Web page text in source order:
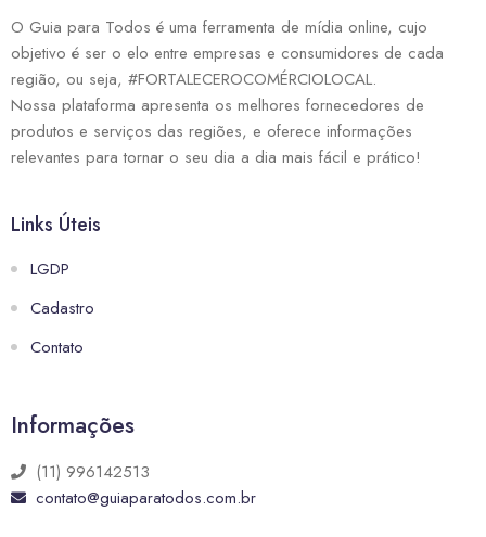
O Guia para Todos é uma ferramenta de mídia online, cujo
objetivo é ser o elo entre empresas e consumidores de cada
região, ou seja, #FORTALECEROCOMÉRCIOLOCAL.
Nossa plataforma apresenta os melhores fornecedores de
produtos e serviços das regiões, e oferece informações
relevantes para tornar o seu dia a dia mais fácil e prático!
Links Úteis
LGDP
Cadastro
Contato
Informações
(11) 996142513
contato@guiaparatodos.com.br